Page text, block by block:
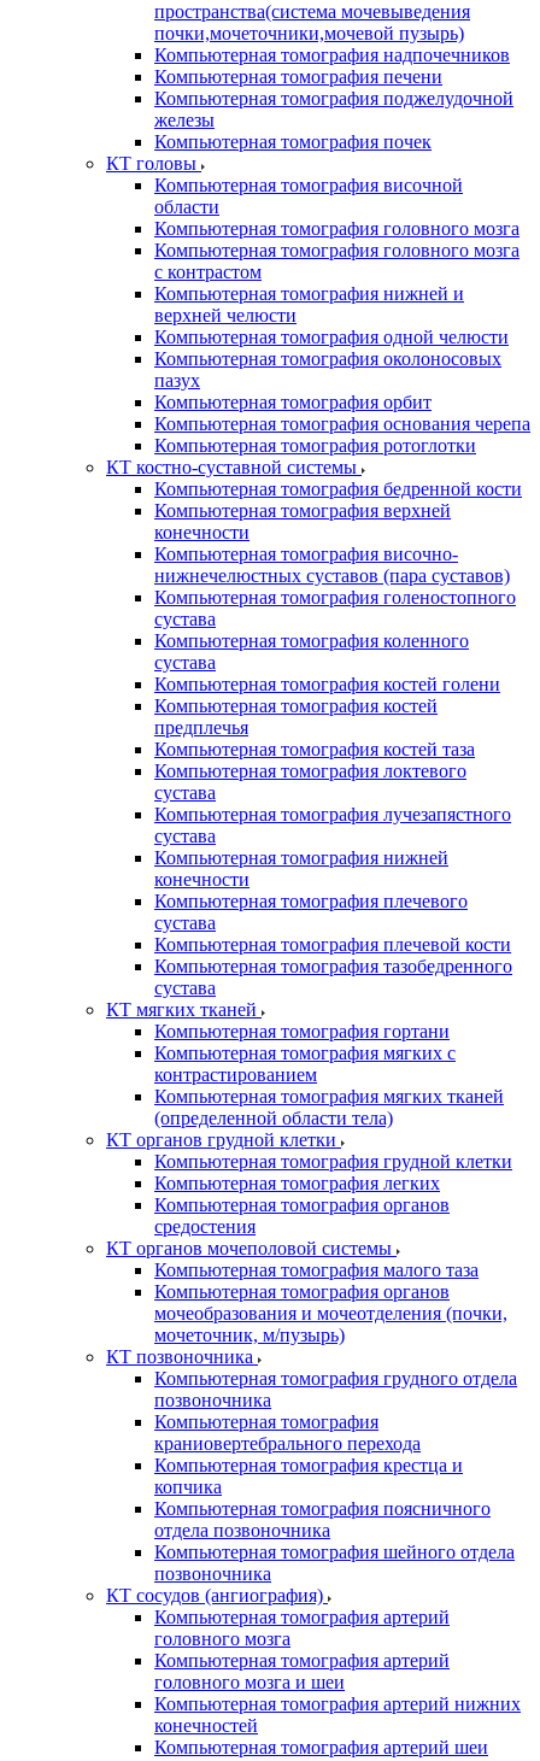
пространства(система мочевыведения
почки,мочеточники,мочевой пузырь)
Компьютерная томография надпочечников
Компьютерная томография печени
Компьютерная томография поджелудочной
железы
Компьютерная томография почек
КТ головы
Компьютерная томография височной
области
Компьютерная томография головного мозга
Компьютерная томография головного мозга
с контрастом
Компьютерная томография нижней и
верхней челюсти
Компьютерная томография одной челюсти
Компьютерная томография околоносовых
пазух
Компьютерная томография орбит
Компьютерная томография основания черепа
Компьютерная томография ротоглотки
КТ костно-суставной системы
Компьютерная томография бедренной кости
Компьютерная томография верхней
конечности
Компьютерная томография височно-
нижнечелюстных суставов (пара суставов)
Компьютерная томография голеностопного
сустава
Компьютерная томография коленного
сустава
Компьютерная томография костей голени
Компьютерная томография костей
предплечья
Компьютерная томография костей таза
Компьютерная томография локтевого
сустава
Компьютерная томография лучезапястного
сустава
Компьютерная томография нижней
конечности
Компьютерная томография плечевого
сустава
Компьютерная томография плечевой кости
Компьютерная томография тазобедренного
сустава
КТ мягких тканей
Компьютерная томография гортани
Компьютерная томография мягких с
контрастированием
Компьютерная томография мягких тканей
(определенной области тела)
КТ органов грудной клетки
Компьютерная томография грудной клетки
Компьютерная томография легких
Компьютерная томография органов
средостения
КТ органов мочеполовой системы
Компьютерная томография малого таза
Компьютерная томография органов
мочеобразования и мочеотделения (почки,
мочеточник, м/пузырь)
КТ позвоночника
Компьютерная томография грудного отдела
позвоночника
Компьютерная томография
краниовертебрального перехода
Компьютерная томография крестца и
копчика
Компьютерная томография поясничного
отдела позвоночника
Компьютерная томография шейного отдела
позвоночника
КТ сосудов (ангиография)
Компьютерная томография артерий
головного мозга
Компьютерная томография артерий
головного мозга и шеи
Компьютерная томография артерий нижних
конечностей
Компьютерная томография артерий шеи